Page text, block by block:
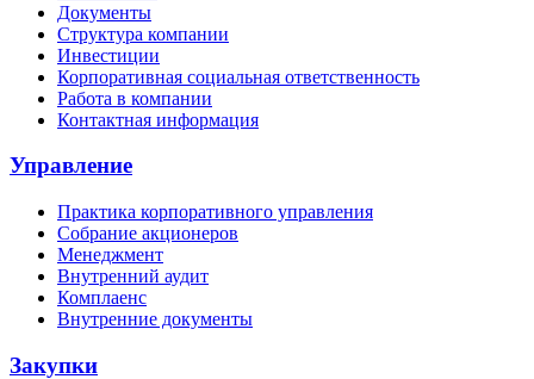
Документы
Структура компании
Инвестиции
Корпоративная социальная ответственность
Работа в компании
Контактная информация
Управление
Практика корпоративного управления
Собрание акционеров
Менеджмент
Внутренний аудит
Комплаенс
Внутренние документы
Закупки